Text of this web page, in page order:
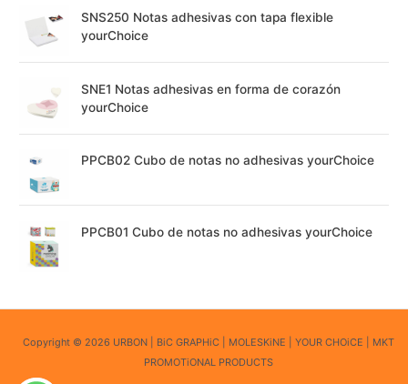
SNS250 Notas adhesivas con tapa flexible
yourChoice
SNE1 Notas adhesivas en forma de corazón
yourChoice
PPCB02 Cubo de notas no adhesivas yourChoice
PPCB01 Cubo de notas no adhesivas yourChoice
Copyright © 2026 URBON | BiC GRAPHiC | MOLESKiNE | YOUR CHOiCE | MKT
PROMOTiONAL PRODUCTS